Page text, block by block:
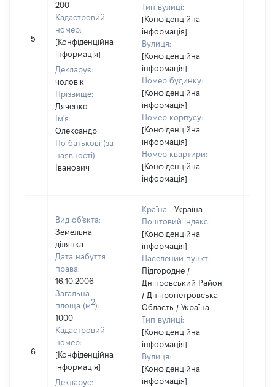
5
200
Кадастровий
номер:
[Конфіденційна
інформація]
Декларує:
чоловік
Прізвище:
Дяченко
Ім'я:
Олександр
По батькові (за
наявності):
Іванович
Тип вулиці:
[Конфіденційна
інформація]
Вулиця:
[Конфіденційна
інформація]
Номер будинку:
[Конфіденційна
інформація]
Номер корпусу:
[Конфіденційна
інформація]
Номер квартири:
[Конфіденційна
інформація]
6
Вид об'єкта:
Земельна
ділянка
Дата набуття
права:
16.10.2006
Загальна
площа (м2):
1000
Кадастровий
номер:
[Конфіденційна
інформація]
Декларує:
Країна:
Україна
Поштовий індекс:
[Конфіденційна
інформація]
Населений пункт:
Підгородне /
Дніпровський Район
/ Дніпропетровська
Область / Україна
Тип вулиці:
[Конфіденційна
інформація]
Вулиця:
[Конфіденційна
інформація]